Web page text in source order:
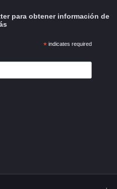
para obtener información de
*indicates required